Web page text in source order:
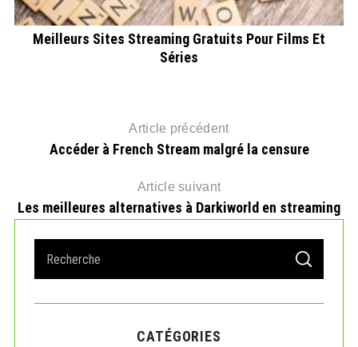
Meilleurs Sites Streaming Gratuits Pour Films Et
Séries
Article précédent
Accéder à French Stream malgré la censure
Article suivant
Les meilleures alternatives à Darkiworld en streaming
a
r
S
A
C
CATÉGORIES